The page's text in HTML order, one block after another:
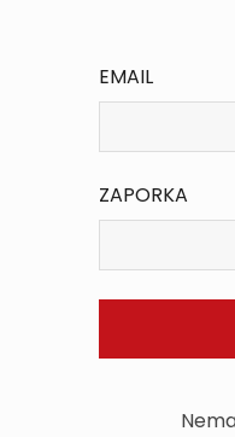
EMAIL
ZAPORKA